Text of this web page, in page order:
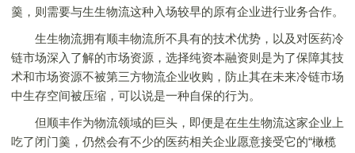
羹，则需要与生生物流这种入场较早的原有企业进行业务合作。
生生物流拥有顺丰物流所不具有的技术优势，以及对医药冷
链市场深入了解的市场资源，选择纯资本融资则是为了保障其技
术和市场资源不被第三方物流企业收购，防止其在未来冷链市场
中生存空间被压缩，可以说是一种自保的行为。
但顺丰作为物流领域的巨头，即便是在生生物流这家企业上
吃了闭门羹，仍然会有不少的医药相关企业愿意接受它的“橄榄